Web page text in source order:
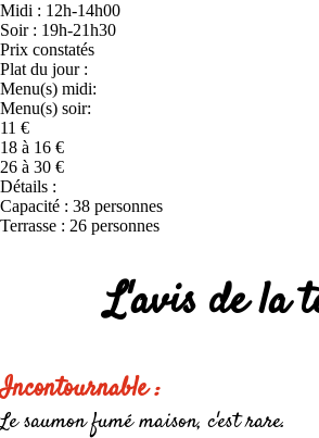
Midi : 12h-14h00
Soir : 19h-21h30
Prix constatés
Plat du jour :
Menu(s) midi:
Menu(s) soir:
11 €
18 à 16 €
26 à 30 €
Détails :
Capacité : 38 personnes
Terrasse : 26 personnes
L'avis de la
Incontournable :
Le saumon fumé maison, c'est rare.